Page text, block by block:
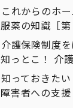
これからのホ
服薬の知識［第
介護保険制度
知っとこ！ 介
知っておきたい
障害者への支